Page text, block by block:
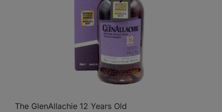
The GlenAllachie 12 Years Old